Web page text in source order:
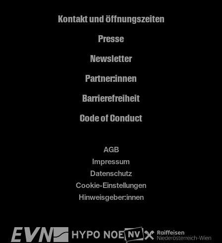
Kontakt und Öffnungszeiten
Presse
Newsletter
Partner:innen
Barrierefreiheit
Code of Conduct
AGB
Impressum
Datenschutz
Cookie-Einstellungen
Hinweisgeber:innen